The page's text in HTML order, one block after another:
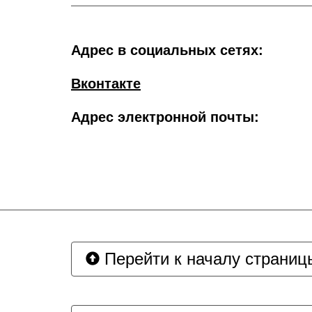
Адрес в социальных сетях:
Вконтакте
Адрес электронной почты:
Перейти к началу